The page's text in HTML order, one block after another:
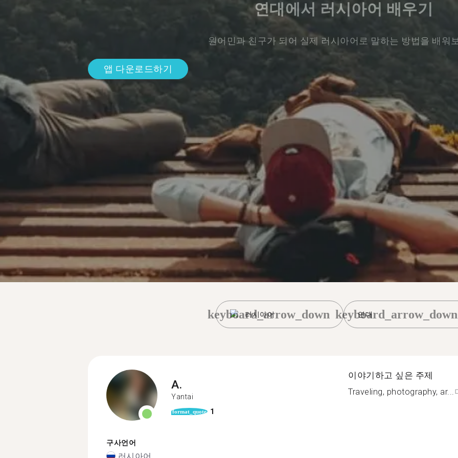
연대에서 러시아어 배우기
원어민과 친구가 되어 실제 러시아어로 말하는 방법을 배워
앱 다운로드하기
러시아어
keyboard_arrow_down 연대
keyboard_arrow_down
A.
Yantai
format_quote 1
구사언어
러시아어
이야기하고 싶은 주제
Traveling, photography, ar...